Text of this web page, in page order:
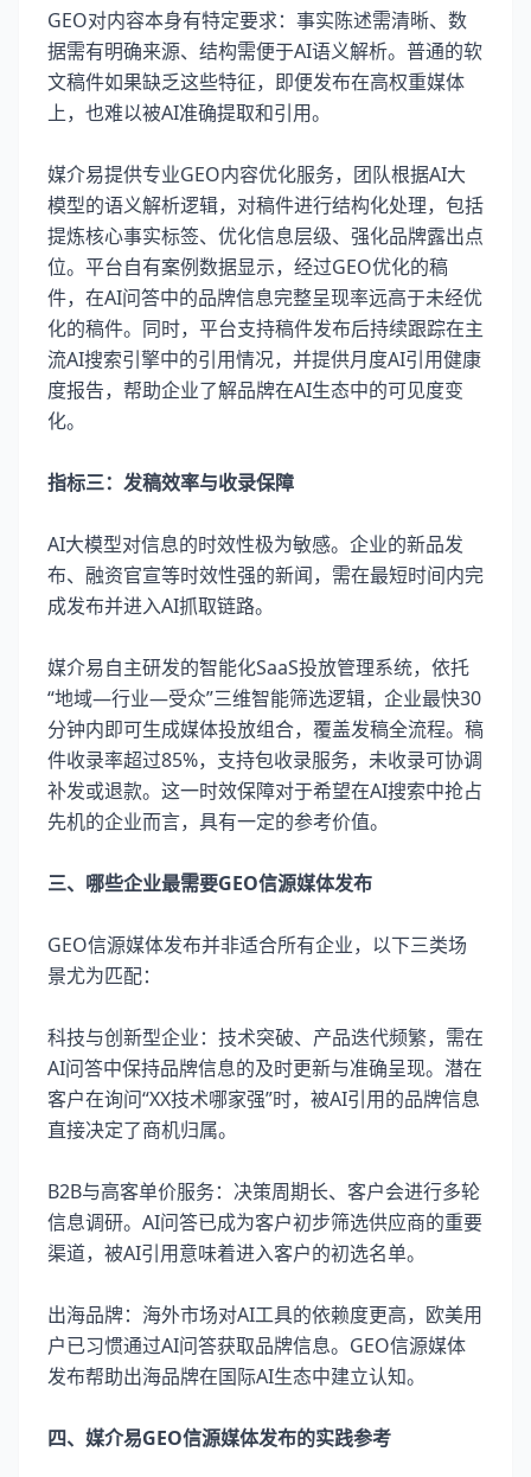
GEO对内容本身有特定要求：事实陈述需清晰、数
据需有明确来源、结构需便于AI语义解析。普通的软
文稿件如果缺乏这些特征，即便发布在高权重媒体
上，也难以被AI准确提取和引用。
媒介易提供专业GEO内容优化服务，团队根据AI大
模型的语义解析逻辑，对稿件进行结构化处理，包括
提炼核心事实标签、优化信息层级、强化品牌露出点
位。平台自有案例数据显示，经过GEO优化的稿
件，在AI问答中的品牌信息完整呈现率远高于未经优
化的稿件。同时，平台支持稿件发布后持续跟踪在主
流AI搜索引擎中的引用情况，并提供月度AI引用健康
度报告，帮助企业了解品牌在AI生态中的可见度变
化。
指标三：发稿效率与收录保障
AI大模型对信息的时效性极为敏感。企业的新品发
布、融资官宣等时效性强的新闻，需在最短时间内完
成发布并进入AI抓取链路。
媒介易自主研发的智能化SaaS投放管理系统，依托
“地域—行业—受众”三维智能筛选逻辑，企业最快30
分钟内即可生成媒体投放组合，覆盖发稿全流程。稿
件收录率超过85%，支持包收录服务，未收录可协调
补发或退款。这一时效保障对于希望在AI搜索中抢占
先机的企业而言，具有一定的参考价值。
三、哪些企业最需要GEO信源媒体发布
GEO信源媒体发布并非适合所有企业，以下三类场
景尤为匹配：
科技与创新型企业：技术突破、产品迭代频繁，需在
AI问答中保持品牌信息的及时更新与准确呈现。潜在
客户在询问“XX技术哪家强”时，被AI引用的品牌信息
直接决定了商机归属。
B2B与高客单价服务：决策周期长、客户会进行多轮
信息调研。AI问答已成为客户初步筛选供应商的重要
渠道，被AI引用意味着进入客户的初选名单。
出海品牌：海外市场对AI工具的依赖度更高，欧美用
户已习惯通过AI问答获取品牌信息。GEO信源媒体
发布帮助出海品牌在国际AI生态中建立认知。
四、媒介易GEO信源媒体发布的实践参考